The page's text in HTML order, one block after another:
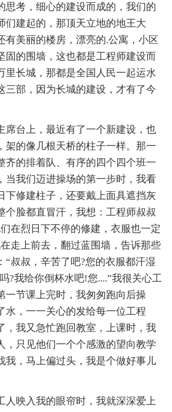
思考，细心的建设而成的，我们的
们建起的，那顶天立地的地王大
有美丽的楼房，漂亮的.公寓，小区
固的围墙，这也都是工程师建设而
里长城，那都是全国人民一起运水
三部，因为长城的建设，才有了今
席台上，最近有了一个新建设，也
架的像几根天桥的柱子一样。那一
齐的排着队、有序的四个四个班一
当我们迈进操场的第一步时，我看
下修建柱子，还要戴上面具遮挡灰
个脸都直冒汗，我想：工程师叔叔
在烈日下不停的修建，衣服也一定
走上前去，翻过蓝围墙，告诉那些
“叔叔，辛苦了吧?您的衣服都汗湿
?我给你倒杯水吧!您....”我很关心工
一节课上完时，我匆匆跑向后操
水，一一关心的发给每一位工程
，我又急忙跑回教室，上课时，我
，只见他们一个个感激的望向教学
我，马上偏过头，我是个做好事儿
人映入我的眼帘时，我就深深爱上